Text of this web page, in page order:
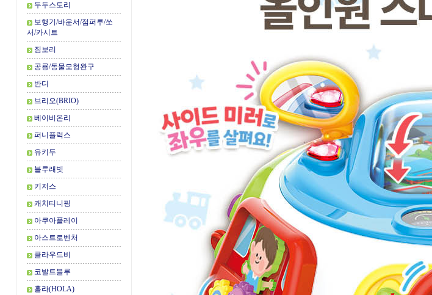
두두스토리
보행기/바운서/점퍼루/쏘
서/카시트
짐보리
공룡/동물모형완구
반디
브리오(BRIO)
베이비온리
퍼니플럭스
유키두
블루래빗
키저스
캐치티니핑
아쿠아플레이
아스트로벤처
클라우드비
코발트블루
홀라(HOLA)